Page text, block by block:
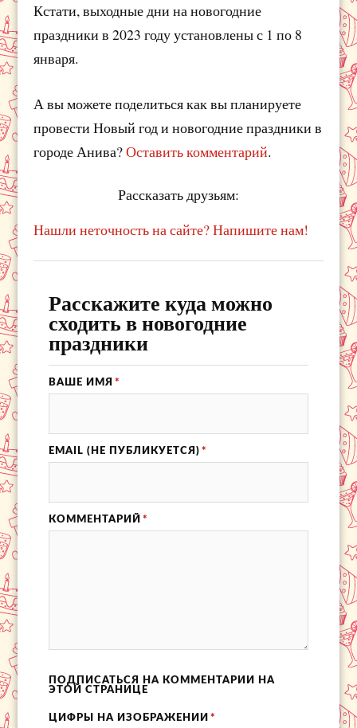
Кстати, выходные дни на новогодние
праздники в 2023 году установлены с 1 по 8
января.
А вы можете поделиться как вы планируете
провести Новый год и новогодние праздники в
городе Анива?Оставить комментарий.
Рассказать друзьям:
Нашли неточность на сайте? Напишите нам!
Расскажите куда можно
сходить в новогодние
праздники
ВАШЕ ИМЯ *
EMAIL (НЕ ПУБЛИКУЕТСЯ) *
КОММЕНТАРИЙ *
ПОДПИСАТЬСЯ НА КОММЕНТАРИИ НА
ЭТОЙ СТРАНИЦЕ
ЦИФРЫ НА ИЗОБРАЖЕНИИ *